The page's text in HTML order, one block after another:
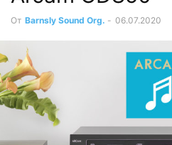
От Barnsly Sound Org. - 06.07.2020